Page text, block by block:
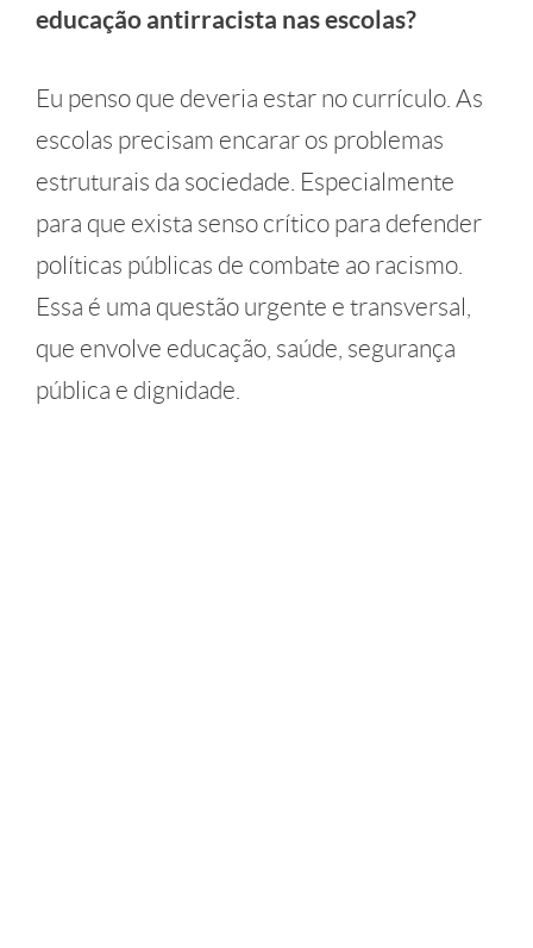
educação antirracista nas escolas?
​Eu penso que deveria estar no currículo. As
escolas precisam encarar os problemas
estruturais da sociedade. Especialmente
para que exista senso crítico para defender
políticas públicas de combate ao racismo.
Essa é uma questão urgente e transversal,
que envolve educação, saúde, segurança
pública e dignidade.